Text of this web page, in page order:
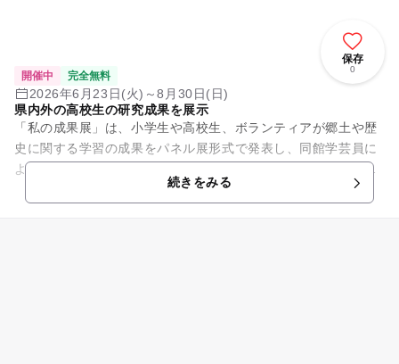
保存
0
開催中 完全無料
2026年6月23日(火)～8月30日(日)
県内外の高校生の研究成果を展示
「私の成果展」は、小学生や高校生、ボランティアが郷土や歴
史に関する学習の成果をパネル展形式で発表し、同館学芸員に
よる講評やアドバイスをあわせて展示するもの。今回は、常盤
高等学校歴史研究部の「考古...続きをみる